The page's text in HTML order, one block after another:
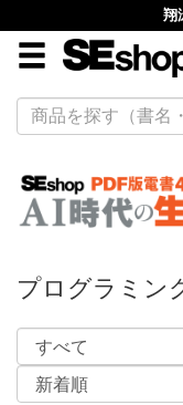
翔
プログラミン